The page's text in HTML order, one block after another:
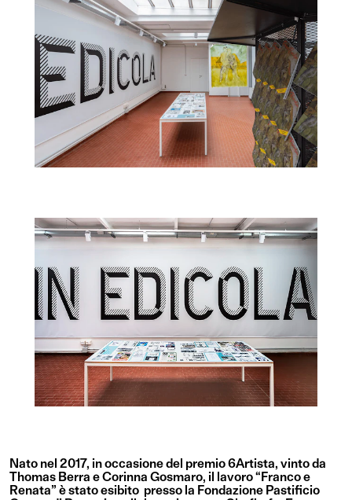
Nato nel 2017, in occasione del premio 6Artista, vinto da
Thomas Berra e Corinna Gosmaro, il lavoro “Franco e
Renata” è stato esibito presso la Fondazione Pastificio